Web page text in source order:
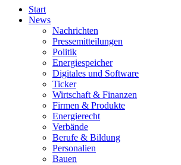
Start
News
Nachrichten
Pressemitteilungen
Politik
Energiespeicher
Digitales und Software
Ticker
Wirtschaft & Finanzen
Firmen & Produkte
Energierecht
Verbände
Berufe & Bildung
Personalien
Bauen